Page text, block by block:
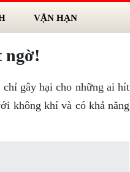
VẬN HẠN
ngờ!
gây hại cho những ai hít
không khí và có khả năng